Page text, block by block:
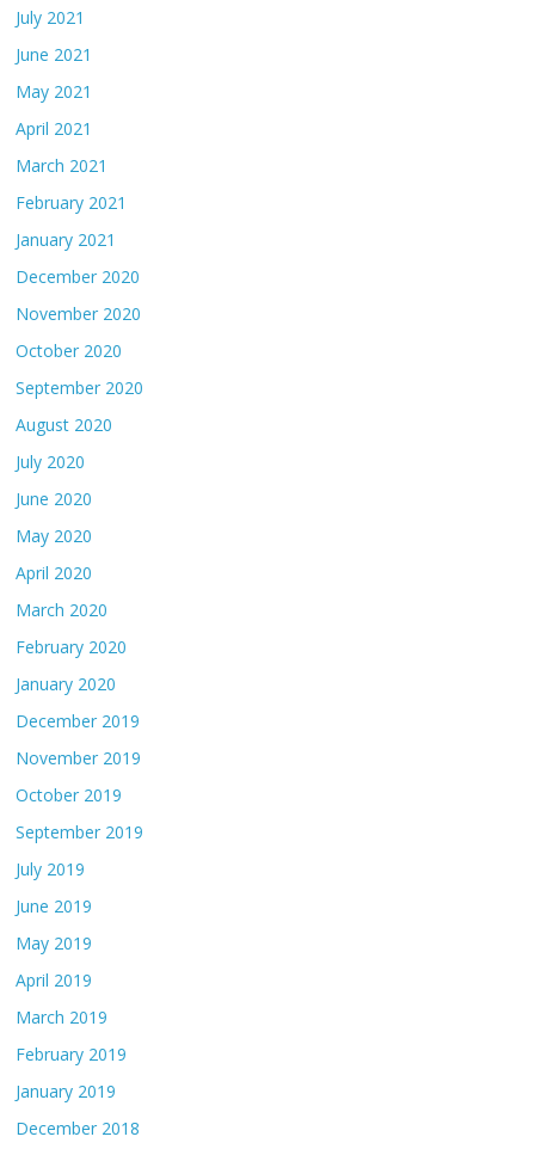
July 2021
June 2021
May 2021
April 2021
March 2021
February 2021
January 2021
December 2020
November 2020
October 2020
September 2020
August 2020
July 2020
June 2020
May 2020
April 2020
March 2020
February 2020
January 2020
December 2019
November 2019
October 2019
September 2019
July 2019
June 2019
May 2019
April 2019
March 2019
February 2019
January 2019
December 2018